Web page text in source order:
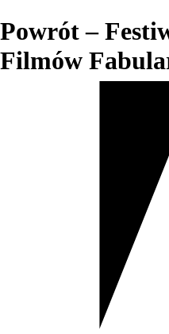
Powrót –
Filmów